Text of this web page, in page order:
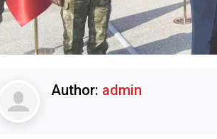
Author: admin